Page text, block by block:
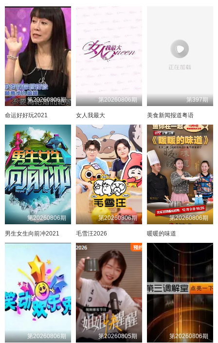
第20260806期
命运好好玩2021
第20260806期
女人我最大
第397期
美食新闻报道粤语
第20260806期
男生女生向前冲2021
第20260806期
毛雪汪2026
第20260806期
暖暖的味道
第20260806期 第20260805期 第20260806期